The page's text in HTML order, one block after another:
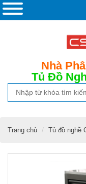
Nhà
Tủ Đồ
Trang chủ Tủ đồ nghề